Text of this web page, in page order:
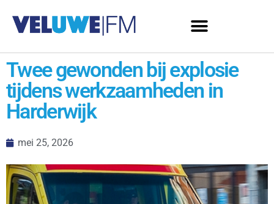
Twee gewonden bij explosie
tijdens werkzaamheden in
Harderwijk
mei 25, 2026